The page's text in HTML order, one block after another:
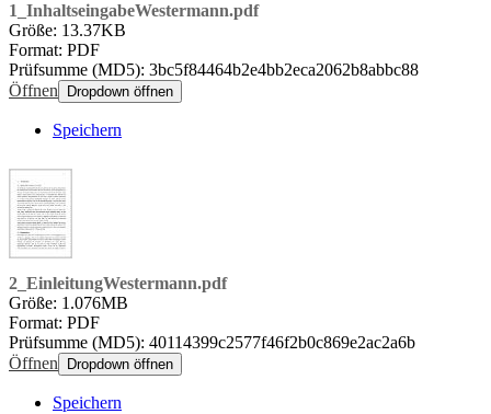
1_InhaltseingabeWestermann.pdf
Größe: 13.37KB
Format: PDF
Prüfsumme (MD5): 3bc5f84464b2e4bb2eca2062b8abbc88
Öffnen
Dropdown öffnen
Speichern
2_EinleitungWestermann.pdf
Größe: 1.076MB
Format: PDF
Prüfsumme (MD5): 40114399c2577f46f2b0c869e2ac2a6b
Öffnen
Dropdown öffnen
Speichern